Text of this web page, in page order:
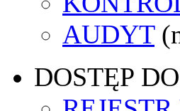
AUDYT
DOSTĘP